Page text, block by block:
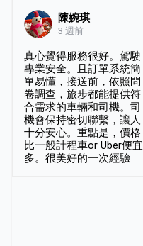
陳婉琪
3 週前
真心覺得服務很好。駕駛
專業安全。且訂單系統簡
單易懂，接送前，依照問
卷調查，旅步都能提供符
合需求的車輛和司機。司
機會保持密切聯繫，讓人
十分安心。重點是，價格
比一般計程車or Uber便宜
多。很美好的一次經驗